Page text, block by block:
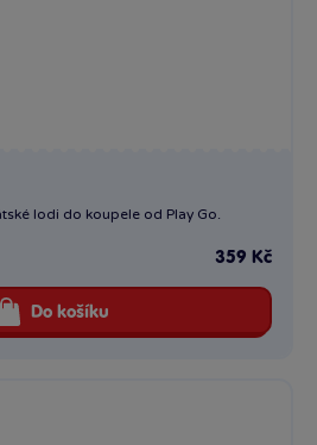
lodi do koupele od Play Go.
359 Kč
Do košíku